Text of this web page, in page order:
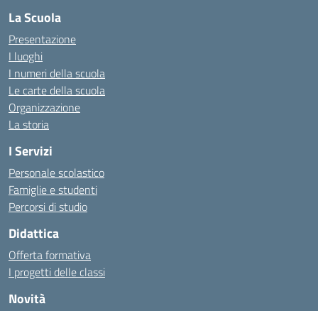
La Scuola
Presentazione
I luoghi
I numeri della scuola
Le carte della scuola
Organizzazione
La storia
I Servizi
Personale scolastico
Famiglie e studenti
Percorsi di studio
Didattica
Offerta formativa
I progetti delle classi
Novità